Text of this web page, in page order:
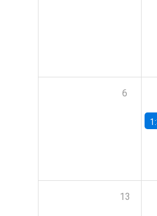
6
13